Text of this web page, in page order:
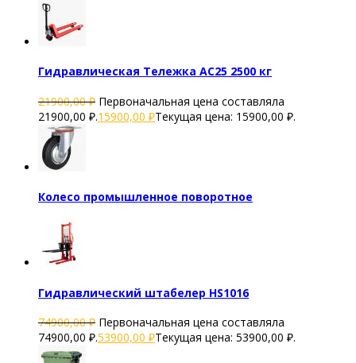
Гидравлическая Тележка AC25 2500 кг
21900,00₽ Первоначальная цена составляла
21900,00 ₽.15900,00 ₽Текущая цена: 15900,00 ₽.
Колесо промышленное поворотное
Гидравлический штабелер HS1016
74900,00₽ Первоначальная цена составляла
74900,00 ₽.53900,00 ₽Текущая цена: 53900,00 ₽.